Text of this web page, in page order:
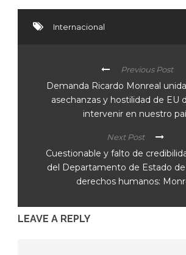
Internacional
Previous Post
Demanda Ricardo Monreal
asechanzas y hostilidad de EU
intervenir en nuestro
Next Post
Cuestionable y falto de
del Departamento de Estado
derechos humanos:
LEAVE A REPLY